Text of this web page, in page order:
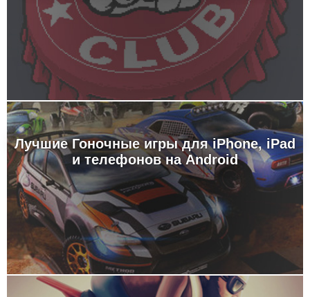
Лучшие Гоночные игры для iPhone, iPad
и телефонов на Android